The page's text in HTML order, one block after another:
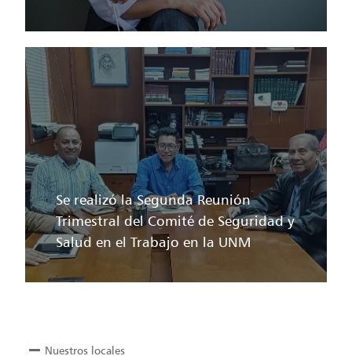
Se realizó la Segunda Reunión
Trimestral del Comité de Seguridad y
Salud en el Trabajo en la UNM
Nuestros locales